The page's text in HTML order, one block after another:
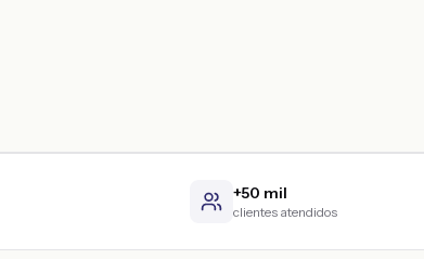
+50 mil
clientes atendidos